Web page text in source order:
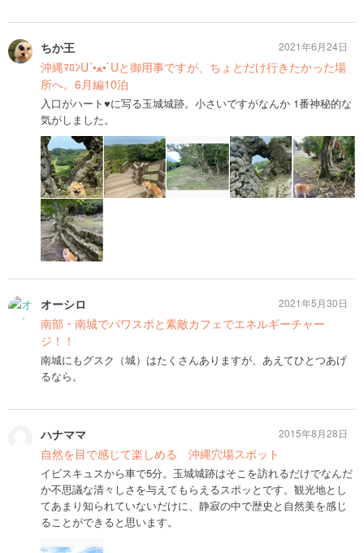
ちか王
沖縄ﾏﾛﾝU´•ﻌ•`Uと御用事ですが、ちょとだけ行きたかった場
所へ。6月編10泊
入口がハート♥️に写る玉城城跡。小さいですがなんか 1番神秘的な
気がしました。
2021年6月24日
オーシロ
南部・南城でパワスポと素敵カフェでエネルギーチャー
ジ！！
南城にもグスク（城）はたくさんありますが、あえてひとつあげ
るなら。
2021年5月30日
ハナママ
自然を目で感じて楽しめる 沖縄穴場スポット
イビスキュスから車で5分。玉城城跡はそこを訪れるだけでなんだ
か不思議な清々しさを与えてもらえるスポッとです。観光地とし
てあまり知られていないだけに、静寂の中で歴史と自然美を感じ
ることができると思います。
2015年8月28日